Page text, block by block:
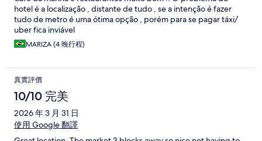
hotel é a localização , distante de tudo , se a intenção é fazer
tudo de metro é uma ótima opção , porém para se pagar táxi/
uber fica inviável
MARIZA (4 晚行程)
真實評價
10/10 完美
2026 年 3 月 31 日
使用 Google 翻譯